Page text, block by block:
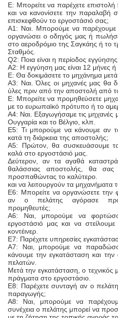
Ε: Μπορείτε να παρέχετε
και να κανονίσετε την παραλαβή
επισκεφθούν το εργοστάσιό σας;
Α1: Ναι. Μπορούμε να παρέχουμε
οργανώσει ο οδηγός μας ή
στο αεροδρόμιο της Σαγκάης ή το
Σταθμός.
Q2: Ποια είναι η περίοδος
Α2: Η εγγύηση μας είναι 12 μήνες
Ε: Θα δοκιμάσετε το μηχάνημα
Α3: Ναι. Όλες οι μηχανές μας θα
ύλες πριν από την αποστολή από
Ε: Μπορείτε να προμηθεύσετε
με το ευρωπαϊκό πρότυπο ή το
Α4: Ναι. Εξαγωγήσαμε τις
Ουγγαρία και το Βέλγιο, κλπ.
Ε5: Τι μπορούμε να κάνουμε αν
κατά τη διάρκεια της αποστολής;
Α5: Πρώτον, θα συσκευάσουμε
καλά στο εργοστάσιό μας.
Δεύτερον, αν τα αγαθά
θαλάσσιας αποστολής, θα σας
προσπαθώντας το καλύτερο.
και να λειτουργούν τα μηχανήματα
Ε6: Μπορείτε να οργανώσετε την
αν ο πελάτης αγόρασε
προμηθευτές;
Α6: Ναι, μπορούμε να
εργοστάσιό μας και να
κοντέινερ.
Ε7: Παρέχετε υπηρεσίες
Α7: Ναι, μπορούμε να
κάνουμε την εγκατάσταση και
πελατών.
Μετά την εγκατάσταση, ο τεχνικός
πράγματα στο εργοστάσιο.
Ε8: Παρέχετε συνταγή αν ο
παραγωγής;
Α8: Ναι, μπορούμε να
συνέχεια ο πελάτης μπορεί να